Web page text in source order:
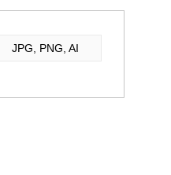
JPG, PNG, AI